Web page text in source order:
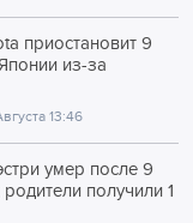
приостановит 9
из-за
13:46
умер после 9
получили 1